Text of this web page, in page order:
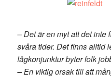
– Det är en myt att det inte
svåra tider. Det finns alltid
lågkonjunktur byter folk
– En viktig orsak till att